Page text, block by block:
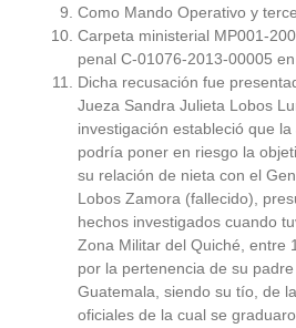
Como Mando Operativo y
Carpeta ministerial MP001-
penal C-01076-2013-00005
Dicha recusación fue
Jueza Sandra Julieta Lobos
investigación estableció que
podría poner en riesgo la
su relación de nieta con el
Lobos Zamora (fallecido),
hechos investigados cuando
Zona Militar del Quiché, entre
por la pertenencia de su
Guatemala, siendo su tío, de
oficiales de la cual se